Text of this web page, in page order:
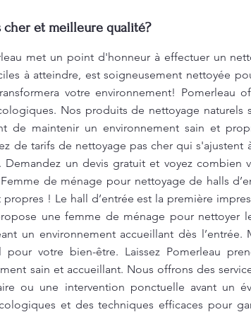
et meilleure qualité?
met un point d'honneur à effectuer un
à atteindre, est soigneusement nettoyée
votre environnement! Pomerleau
Nos produits de nettoyage naturels
de maintenir un environnement sain et
de tarifs de nettoyage pas cher qui s'ajustent
Demandez un devis gratuit et voyez combien
de ménage pour nettoyage de halls
propres ! Le hall d’entrée est la première
une femme de ménage pour nettoyer
un environnement accueillant dès
votre bien-être. Laissez Pomerleau
sain et accueillant. Nous offrons des
ou une intervention ponctuelle avant un
et des techniques efficaces pour